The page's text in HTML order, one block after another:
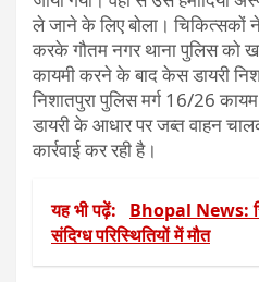
ले जाने के लिए बोला। चिकित्सकों
करके गौतम नगर थाना पुलिस को
कायमी करने के बाद केस डायरी
निशातपुरा पुलिस मर्ग 16/26
डायरी के आधार पर जब्त वाहन
कार्रवाई कर रही है।
यह भी पढ़ें:
Bhopal News:
संदिग्ध परिस्थितियों में मौत